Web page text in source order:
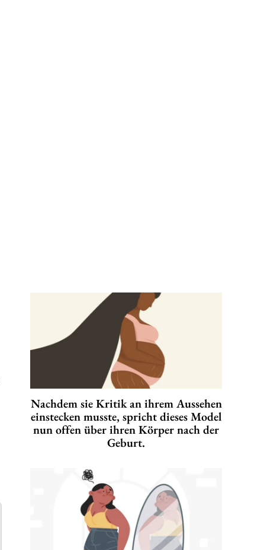
Nachdem sie Kritik an ihrem Aussehen
einstecken musste, spricht dieses Model
nun offen über ihren Körper nach der
Geburt.